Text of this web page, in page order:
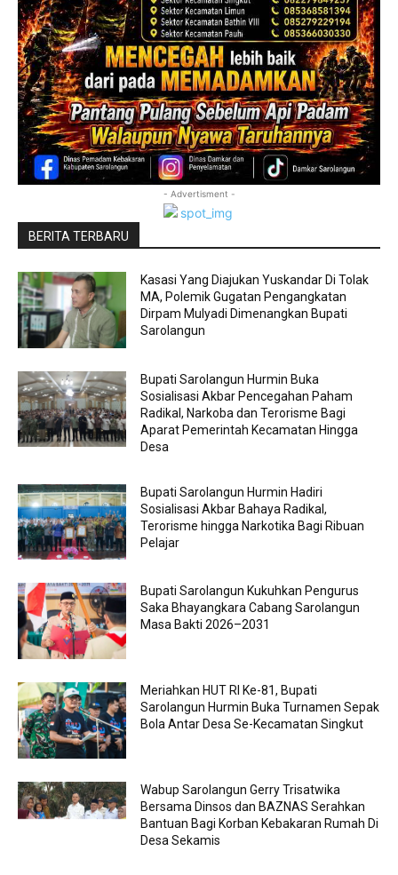
- Advertisment -
BERITA TERBARU
Kasasi Yang Diajukan Yuskandar Di Tolak
MA, Polemik Gugatan Pengangkatan
Dirpam Mulyadi Dimenangkan Bupati
Sarolangun
Bupati Sarolangun Hurmin Buka
Sosialisasi Akbar Pencegahan Paham
Radikal, Narkoba dan Terorisme Bagi
Aparat Pemerintah Kecamatan Hingga
Desa
Bupati Sarolangun Hurmin Hadiri
Sosialisasi Akbar Bahaya Radikal,
Terorisme hingga Narkotika Bagi Ribuan
Pelajar
Bupati Sarolangun Kukuhkan Pengurus
Saka Bhayangkara Cabang Sarolangun
Masa Bakti 2026–2031
Meriahkan HUT RI Ke-81, Bupati
Sarolangun Hurmin Buka Turnamen Sepak
Bola Antar Desa Se-Kecamatan Singkut
Wabup Sarolangun Gerry Trisatwika
Bersama Dinsos dan BAZNAS Serahkan
Bantuan Bagi Korban Kebakaran Rumah Di
Desa Sekamis